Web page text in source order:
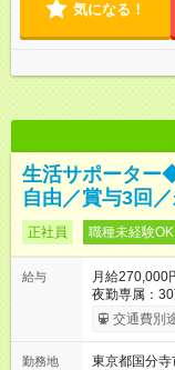
気になる！
生活サポーター
自由／賞与3回
正社員 職種未経験OK
給与
月給270,000
夜勤専属：
属：27万～28万円 【試用期間】試用期間あ
3ヶ月 ※ 雇
交通費別
勤務地
東京都国分寺